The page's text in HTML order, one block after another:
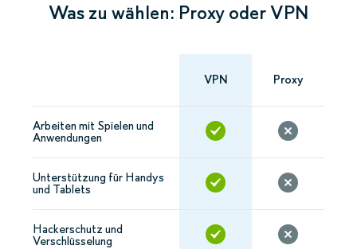
Was zu wählen: Proxy oder VPN
VPN Proxy
Arbeiten mit Spielen und
Anwendungen
Unterstützung für Handys
und Tablets
Hackerschutz und
Verschlüsselung